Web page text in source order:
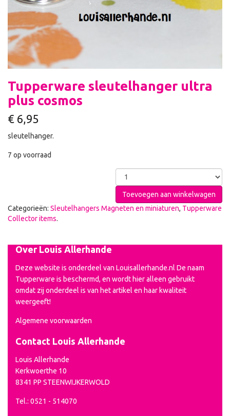
Tupperware sleutelhanger ultra
plus cosmos
€ 6,95
sleutelhanger.
7 op voorraad
Toevoegen aan winkelwagen
Categorieën: Sleutelhangers Magneten en miniaturen, Tupperware
Collector items.
Over Louis Allerhande
Deze website is onderdeel van Louisallerhande.nl De naam
Tupperware is beschermd, en wordt hier alleen gebruikt
omdat zij onderdeel is van het artikel en haar kwaliteit
weergeeft!
Algemene voorwaarden
Contact Louis Allerhande
Louis Allerhande
Kerkwoerthe 10
8341 PP STEENWIJKERWOLD
Tel.: 0521 - 514070